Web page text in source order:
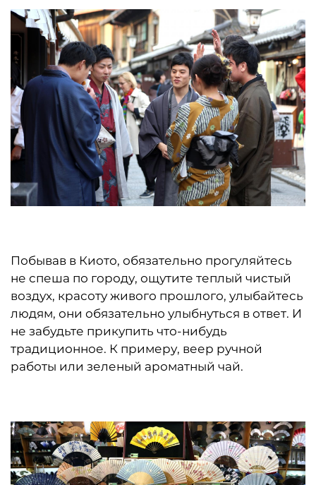
Побывав в Киото, обязательно прогуляйтесь
не спеша по городу, ощутите теплый чистый
воздух, красоту живого прошлого, улыбайтесь
людям, они обязательно улыбнуться в ответ. И
не забудьте прикупить что-нибудь
традиционное. К примеру, веер ручной
работы или зеленый ароматный чай.